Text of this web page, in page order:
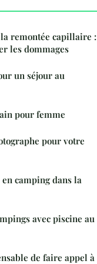
remontée capillaire :
les dommages
un séjour au
pour femme
pour votre
camping dans la
avec piscine au
de faire appel à